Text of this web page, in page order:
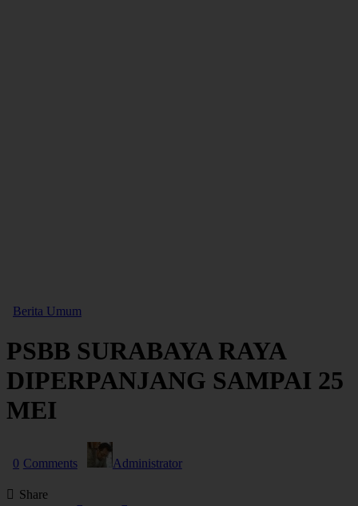
Berita Umum
PSBB SURABAYA RAYA
DIPERPANJANG SAMPAI 25
MEI
0 Comments Administrator
Share